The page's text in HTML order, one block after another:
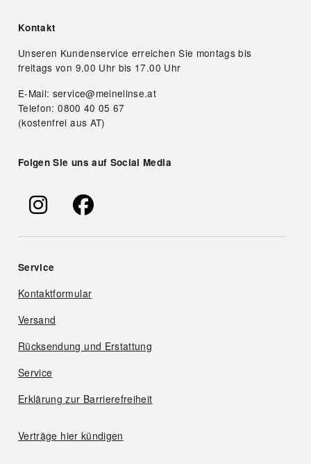
Kontakt
Unseren Kundenservice erreichen Sie montags bis
freitags von 9.00 Uhr bis 17.00 Uhr
E-Mail: service@meinelinse.at
Telefon: 0800 40 05 67
(kostenfrei aus AT)
Folgen Sie uns auf Social Media
Service
Kontaktformular
Versand
Rücksendung und Erstattung
Service
Erklärung zur Barrierefreiheit
Verträge hier kündigen